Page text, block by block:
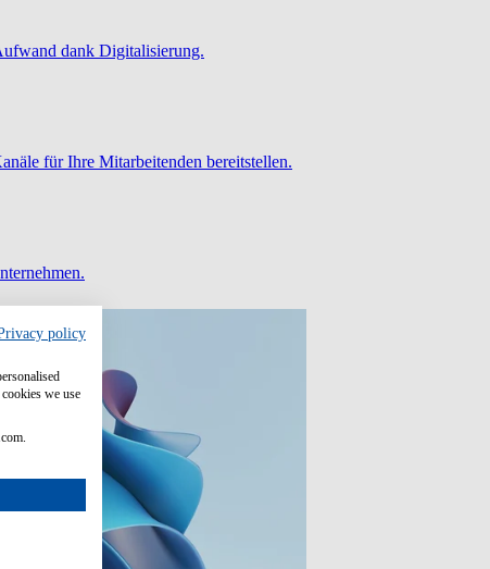
dank Digitalisierung.
für Ihre Mitarbeitenden bereitstellen.
policy
we use